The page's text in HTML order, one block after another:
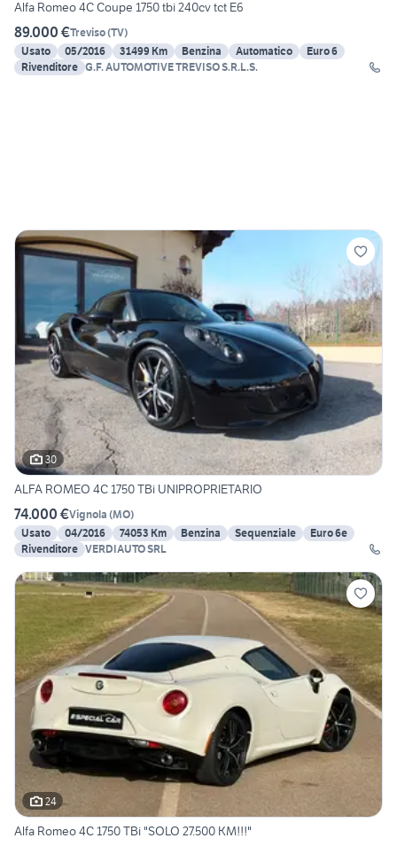
Alfa Romeo 4C Coupe 1750 tbi 240cv tct E6
89.000 €Treviso(TV)
Usato
05/2016 31499 Km Benzina Automatico
Euro 6
Rivenditore G.F. AUTOMOTIVE TREVISO S.R.L.S.
30
ALFA ROMEO 4C 1750 TBi UNIPROPRIETARIO
74.000 €Vignola (MO)
Usato
04/2016 74053 Km Benzina Sequenziale
Euro 6e
Rivenditore VERDIAUTO SRL
24
Alfa Romeo 4C 1750 TBi "SOLO 27.500 KM!!!"